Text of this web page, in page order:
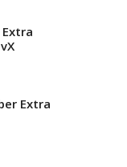
Extra